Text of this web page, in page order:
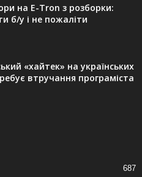
на E-Tron з розборки:
б/у і не пожаліти
«хайтек» на українських
втручання програміста
687